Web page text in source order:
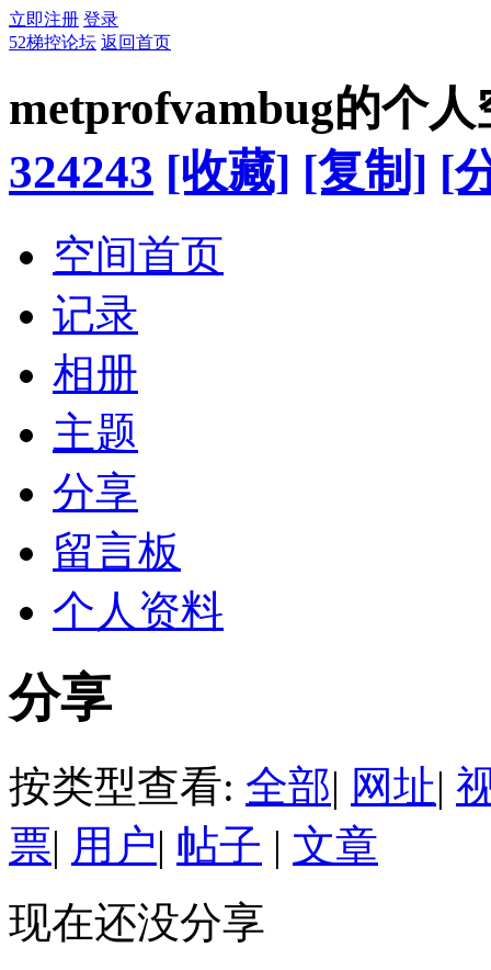
立即注册 登录
52梯控论坛 返回首页
metprofvambug的个人
324243 [收藏] [复制] [
空间首页
记录
相册
主题
分享
留言板
个人资料
分享
按类型查看: 全部| 网址|
票| 用户| 帖子 | 文章
现在还没分享